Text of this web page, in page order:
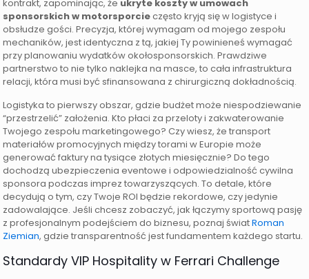
kontrakt, zapominając, że ukryte koszty w umowach
sponsorskich w motorsporcieczęsto kryją się w logistyce i
obsłudze gości. Precyzja, której wymagam od mojego zespołu
mechaników, jest identyczna z tą, jakiej Ty powinieneś wymagać
przy planowaniu wydatków okołosponsorskich. Prawdziwe
partnerstwo to nie tylko naklejka na masce, to cała infrastruktura
relacji, która musi być sfinansowana z chirurgiczną dokładnością.
Logistyka to pierwszy obszar, gdzie budżet może niespodziewanie
“przestrzelić” założenia. Kto płaci za przeloty i zakwaterowanie
Twojego zespołu marketingowego? Czy wiesz, że transport
materiałów promocyjnych między torami w Europie może
generować faktury na tysiące złotych miesięcznie? Do tego
dochodzą ubezpieczenia eventowe i odpowiedzialność cywilna
sponsora podczas imprez towarzyszących. To detale, które
decydują o tym, czy Twoje ROI będzie rekordowe, czy jedynie
zadowalające. Jeśli chcesz zobaczyć, jak łączymy sportową pasję
z profesjonalnym podejściem do biznesu, poznaj światRoman
Ziemian, gdzie transparentność jest fundamentem każdego startu.
Standardy VIP Hospitality w Ferrari Challenge